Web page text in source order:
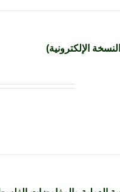
الإلكترونية)